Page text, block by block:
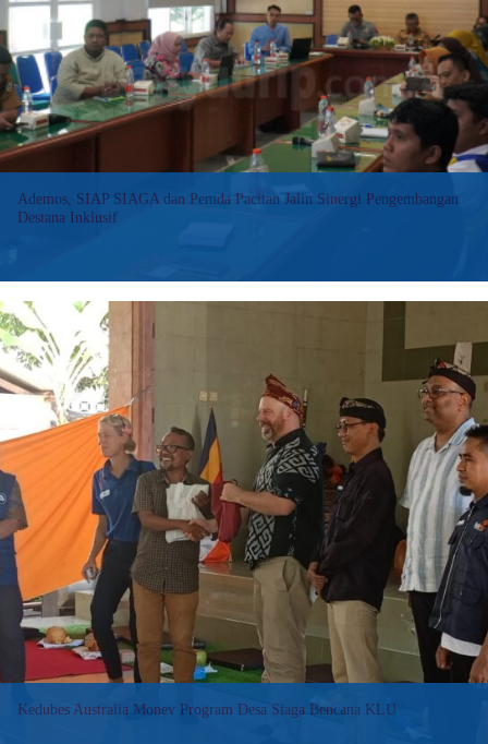
Bentuk
Klaster
Logistik,
Kelola
Bantuan
di
Area
Ademos, SIAP SIAGA dan Pemda Pacitan Jalin Sinergi Pengembangan
Destana Inklusif
SuaraBanyuurip.com – Ditinjau dari segi geografis dan
klimatologis, Kabupaten Pacitan tergolong wilayah yang memiliki
tingkat kerawanan bencana cukup tinggi. Mulai bencana geologi,
bencana hidrometeorologi, bencana biologi hingga kegagalan
teknologi merupakan bencana-bencana…
Baca selengkapnya>>
:
Ademos,
SIAP
SIAGA
dan
Pemda
Pacitan
Jalin
Sinergi
Pengembangan
Destana
Inklusif
Kedubes Australia Monev Program Desa Siaga Bencana KLU